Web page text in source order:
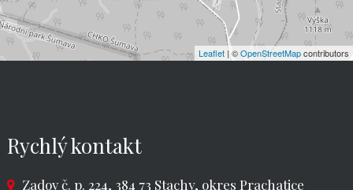
Leaflet | ©OpenStreetMapcontributors
Rychlý kontakt
Zadov č. p. 224, 384 73 Stachy, okres Prachatice